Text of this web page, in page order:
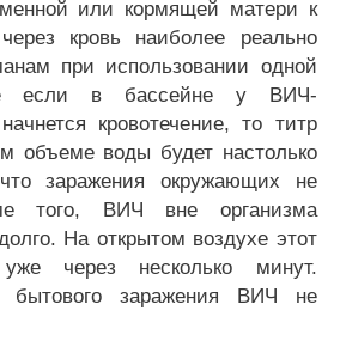
или кормящей матери к
кровь наиболее реально
при использовании одной
если в бассейне у ВИЧ-
кровотечение, то титр
объеме воды будет настолько
заражения окружающих не
того, ВИЧ вне организма
На открытом воздухе этот
через несколько минут.
бытового заражения ВИЧ не